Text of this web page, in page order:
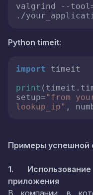
valgrind --
./
Python timeit:
import timeit
print
setup="from
lookup_ip" ,
Примеры успешной
1.
приложения
В компании, в